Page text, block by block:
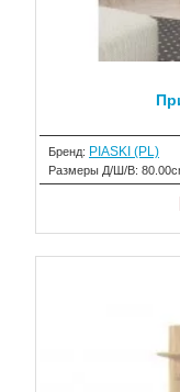
Бренд: PIASKI (PL)
Размеры Д/Ш/В: